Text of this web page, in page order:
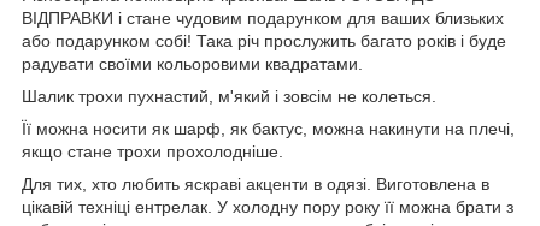
ВІДПРАВКИ і стане чудовим подарунком для ваших близьких
або подарунком собі! Така річ прослужить багато років і буде
радувати своїми кольоровими квадратами.
Шалик трохи пухнастий, м'який і зовсім не колеться.
Її можна носити як шарф, як бактус, можна накинути на плечі,
якщо стане трохи прохолодніше.
Для тих, хто любить яскраві акценти в одязі. Виготовлена в
цікавій техніці ентрелак. У холодну пору року її можна брати з